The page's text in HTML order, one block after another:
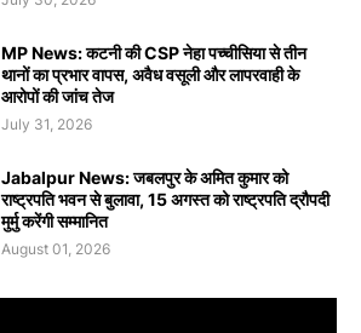
MP News: कटनी की CSP नेहा पच्चीसिया से तीन
थानों का प्रभार वापस, अवैध वसूली और लापरवाही के
आरोपों की जांच तेज
July 31, 2026
Jabalpur News: जबलपुर के अमित कुमार को
राष्ट्रपति भवन से बुलावा, 15 अगस्त को राष्ट्रपति द्रौपदी
मुर्मु करेंगी सम्मानित
August 01, 2026